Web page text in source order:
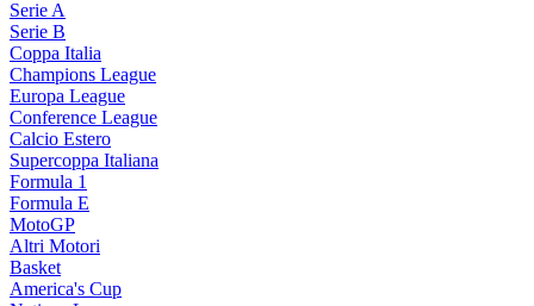
Serie A
Serie B
Coppa Italia
Champions League
Europa League
Conference League
Calcio Estero
Supercoppa Italiana
Formula 1
Formula E
MotoGP
Altri Motori
Basket
America's Cup